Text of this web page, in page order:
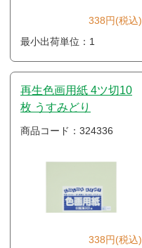
338円(税込)
最小出荷単位：1
再生色画用紙 4ツ切10
枚 うすみどり
商品コード：324336
338円(税込)